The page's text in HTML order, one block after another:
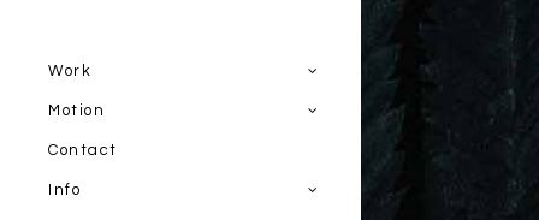
Work
Motion
Contact
Info